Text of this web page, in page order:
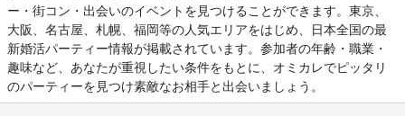
ー・街コン・出会いのイベントを見つけることができます。東京、
大阪、名古屋、札幌、福岡等の人気エリアをはじめ、日本全国の最
新婚活パーティー情報が掲載されています。参加者の年齢・職業・
趣味など、あなたが重視したい条件をもとに、オミカレでピッタリ
のパーティーを見つけ素敵なお相手と出会いましょう。